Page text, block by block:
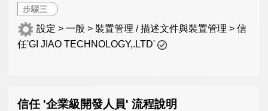
步驟三
設定 > 一般 > 裝置管理 / 描述文件與裝置管理 > 信
任'GI JIAO TECHNOLOGY,.LTD'
信任 '企業級開發人員' 流程說明